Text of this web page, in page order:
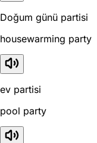
Doğum günü partisi
housewarming party
ev partisi
pool party